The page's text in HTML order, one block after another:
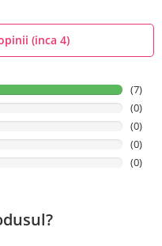
(inca 4)
(7)
(0)
(0)
(0)
(0)